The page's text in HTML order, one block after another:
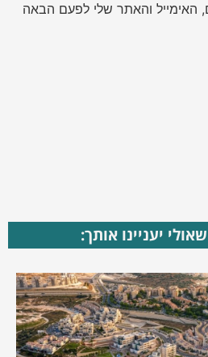
והאתר שלי לפעם הבאה
יעניינו אותך: